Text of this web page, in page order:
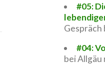
#05:
Gespräch
#04:
bei